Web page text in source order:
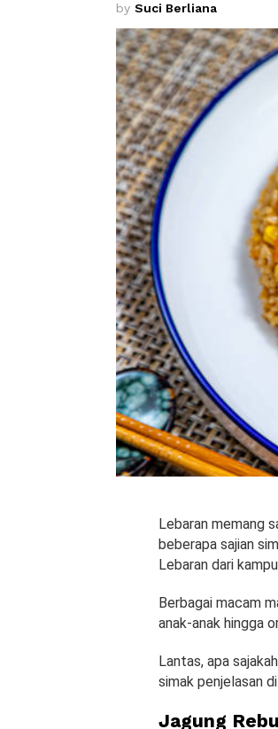
by Suci Berliana
Lebaran memang
beberapa sajian
Lebaran dari
Berbagai macam
anak-anak hingga
Lantas, apa
simak penjelasan
Jagung